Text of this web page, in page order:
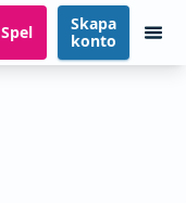
Spel
Skapa
konto